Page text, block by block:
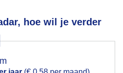
hoe wil je verder
gebruiken voor het